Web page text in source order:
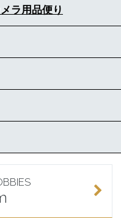
ラ用品便り